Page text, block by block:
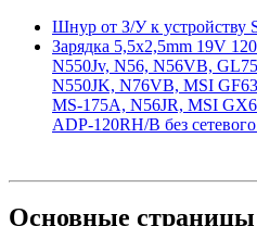
Шнур от З/У к устройству
Зарядка 5,5x2,5mm 19V
N550Jv, N56, N56VB,
N550JK, N76VB, MSI
MS-175A, N56JR, MSI
ADP-120RH/B без
Основные страницы